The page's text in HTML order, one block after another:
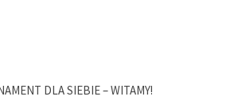
DLA SIEBIE – WITAMY!